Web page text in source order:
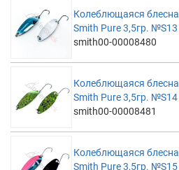
Колеблющаяся блесна
Smith Pure 3,5гр. №S13
smith00-00008480
Колеблющаяся блесна
Smith Pure 3,5гр. №S14
smith00-00008481
Колеблющаяся блесна
Smith Pure 3,5гр. №S15